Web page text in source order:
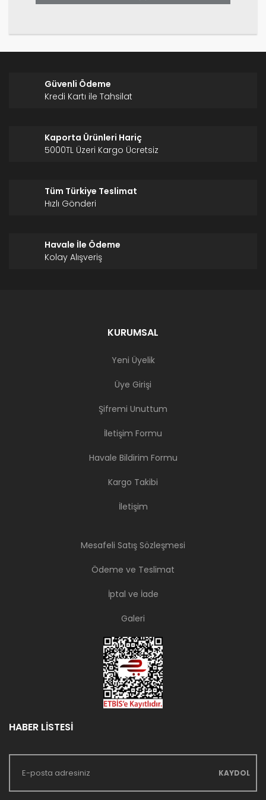
Güvenli Ödeme
Kredi Kartı ile Tahsilat
Kaporta Ürünleri Hariç
5000TL Üzeri Kargo Ücretsiz
Tüm Türkiye Teslimat
Hızlı Gönderi
Havale İle Ödeme
Kolay Alışveriş
KURUMSAL
Yeni Üyelik
Üye Girişi
Şifremi Unuttum
İletişim Formu
Havale Bildirim Formu
Kargo Takibi
İletişim
Mesafeli Satış Sözleşmesi
Ödeme ve Teslimat
İptal ve İade
Galeri
HABER LİSTESİ
KAYDOL